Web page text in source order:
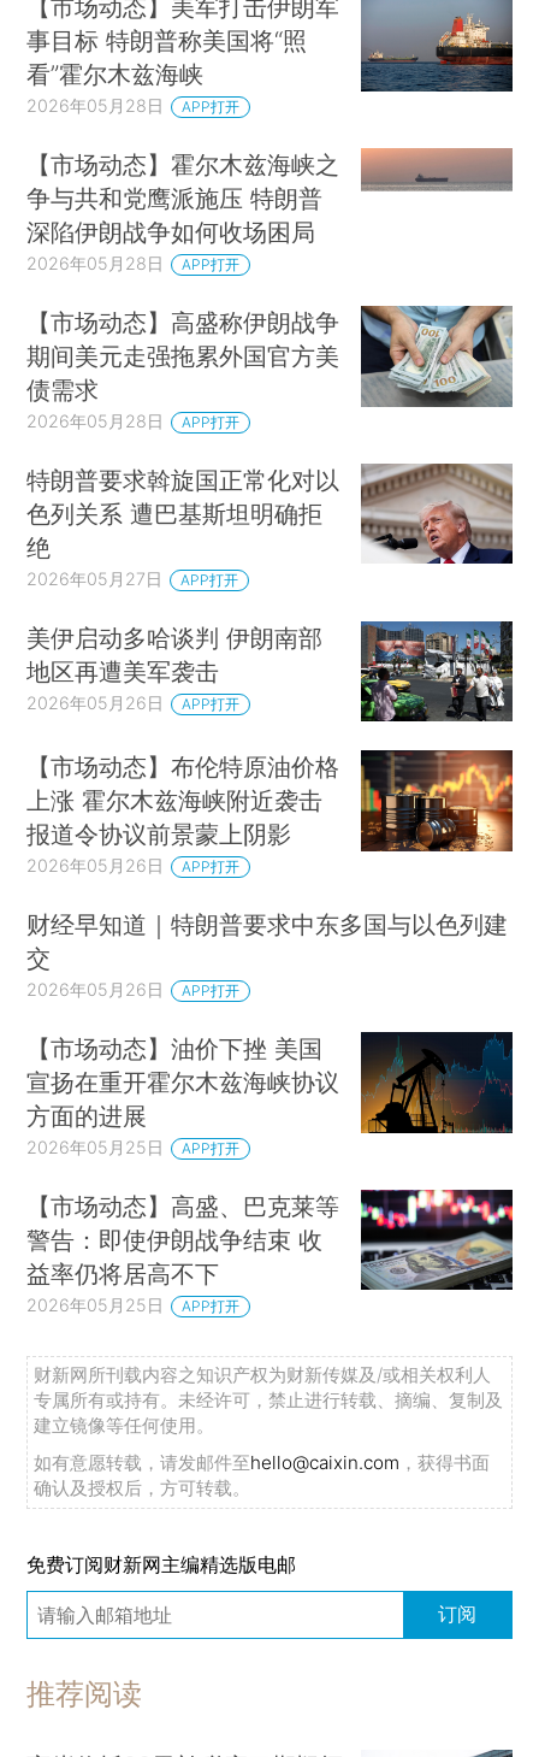
【市场动态】美军打击伊朗军
事目标 特朗普称美国将“照
看”霍尔木兹海峡
2026年05月28日 APP打开
【市场动态】霍尔木兹海峡之
争与共和党鹰派施压 特朗普
深陷伊朗战争如何收场困局
2026年05月28日 APP打开
【市场动态】高盛称伊朗战争
期间美元走强拖累外国官方美
债需求
2026年05月28日 APP打开
特朗普要求斡旋国正常化对以
色列关系 遭巴基斯坦明确拒
绝
2026年05月27日 APP打开
美伊启动多哈谈判 伊朗南部
地区再遭美军袭击
2026年05月26日 APP打开
【市场动态】布伦特原油价格
上涨 霍尔木兹海峡附近袭击
报道令协议前景蒙上阴影
2026年05月26日 APP打开
财经早知道｜特朗普要求中东多国与以色列建
交
2026年05月26日 APP打开
【市场动态】油价下挫 美国
宣扬在重开霍尔木兹海峡协议
方面的进展
2026年05月25日 APP打开
【市场动态】高盛、巴克莱等
警告：即使伊朗战争结束 收
益率仍将居高不下
2026年05月25日 APP打开
财新网所刊载内容之知识产权为财新传媒及/或相关权利人
专属所有或持有。未经许可，禁止进行转载、摘编、复制及
建立镜像等任何使用。
如有意愿转载，请发邮件至hello@caixin.com ，获得书面
确认及授权后，方可转载。
免费订阅财新网主编精选版电邮
订阅
推荐阅读